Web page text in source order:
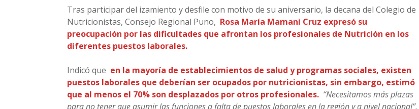
Tras participar del izamiento y desfile con motivo de su aniversario, la decana del Colegio de
Nutricionistas, Consejo Regional Puno, Rosa María Mamani Cruz expresó su
preocupación por las dificultades que afrontan los profesionales de Nutrición en los
diferentes puestos laborales.
Indicó que en la mayoría de establecimientos de salud y programas sociales, existen
puestos laborales que deberían ser ocupados por nutricionistas, sin embargo, estimó
que al menos el 70% son desplazados por otros profesionales. “Necesitamos más plazas
para no tener que asumir las funciones a falta de puestos laborales en la región y a nivel nacional”,